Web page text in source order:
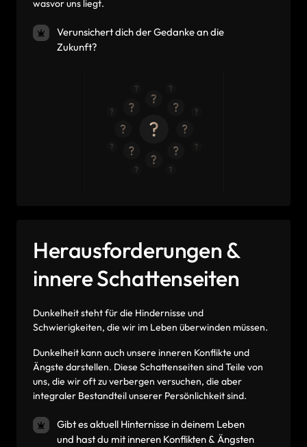
wasvor uns liegt.
Verunsichert dich der Gedanke an die
Zukunft?
Herausforderungen &
innere Schattenseiten
Dunkelheit steht für die Hindernisse und
Schwierigkeiten, die wir im Leben überwinden müssen.
‍Dunkelheit kann auch unsere inneren Konflikte und
Ängste darstellen. Diese Schattenseiten sind Teile von
uns, die wir oft zu verbergen versuchen, die aber
integraler Bestandteil unserer Persönlichkeit sind.
Gibt es aktuell Hinternisse in deinem Leben
und hast du mit inneren Konflikten & Ängsten